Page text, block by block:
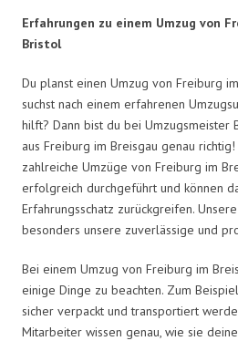
Erfahrungen zu einem Umzug von
Bristol
Du planst einen Umzug von Freiburg
suchst nach einem erfahrenen
hilft? Dann bist du bei Umzugsmeister
aus Freiburg im Breisgau genau
zahlreiche Umzüge von Freiburg im
erfolgreich durchgeführt und können
Erfahrungsschatz zurückgreifen.
besonders unsere zuverlässige und
Bei einem Umzug von Freiburg im
einige Dinge zu beachten. Zum
sicher verpackt und transportiert
Mitarbeiter wissen genau, wie sie